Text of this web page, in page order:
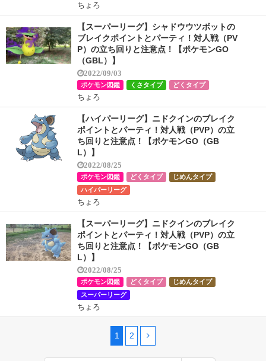
ちょろ
【スーパーリーグ】シャドウウツボットの
ブレイクポイントとパーティ！対人戦（PV
P）の立ち回りと注意点！【ポケモンGO
（GBL）】
2022/09/03
ポケモン図鑑 くさタイプ どくタイプ
ちょろ
【ハイパーリーグ】ニドクインのブレイク
ポイントとパーティ！対人戦（PVP）の立
ち回りと注意点！【ポケモンGO（GB
L）】
2022/08/25
ポケモン図鑑 どくタイプ
じめんタイプ
ハイパーリーグ
ちょろ
【スーパーリーグ】ニドクインのブレイク
ポイントとパーティ！対人戦（PVP）の立
ち回りと注意点！【ポケモンGO（GB
L）】
2022/08/25
ポケモン図鑑 どくタイプ
じめんタイプ
スーパーリーグ
ちょろ
1 2